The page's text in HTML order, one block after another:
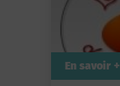
En savoir +